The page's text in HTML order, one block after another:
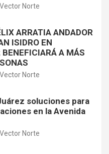
Vector Norte
ARRATIA ANDADOR
ISIDRO EN
BENEFICIARÁ A MÁS
Vector Norte
soluciones para
en la Avenida
Vector Norte